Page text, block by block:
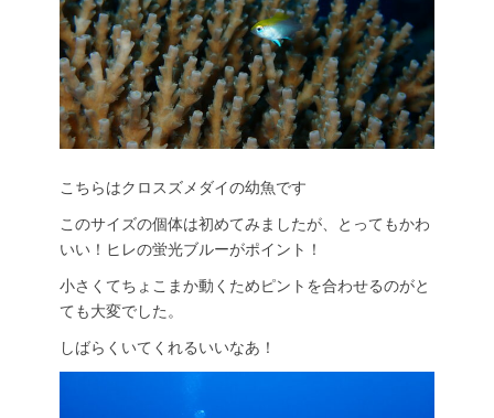
こちらはクロスズメダイの幼魚です
このサイズの個体は初めてみましたが、とってもかわ
いい！ヒレの蛍光ブルーがポイント！
小さくてちょこまか動くためピントを合わせるのがと
ても大変でした。
しばらくいてくれるいいなあ！